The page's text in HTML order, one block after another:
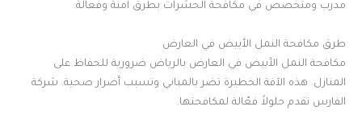
مدرب ومتخصص في مكافحة الحشرات بطرق آمنة وفعالة.
طرق مكافحة النمل الأبيض في العارض
مكافحة النمل الأبيض في العارض بالرياض ضرورية للحفاظ على
المنازل. هذه الآفة الخطيرة تضر بالمباني وتسبب أضرار صحية. شركة
الفارس تقدم حلولاً فعّالة لمكافحتها.